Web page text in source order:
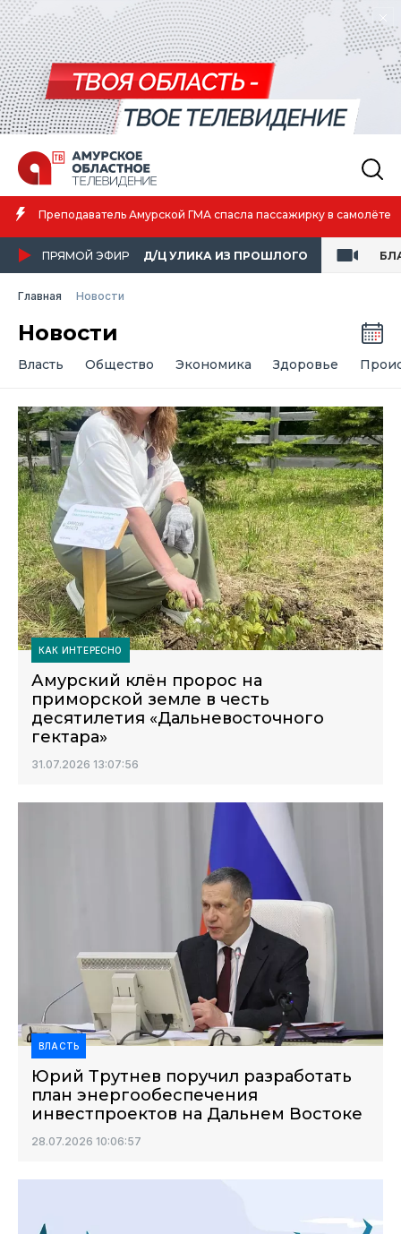
Амурская спортсменка выиграла первенство России по лёгкой
атлетике
ПРЯМОЙ ЭФИР Д/Ц УЛИКА ИЗ ПРОШЛОГО
Главная Новости
Новости
Власть Общество Экономика Здоровье
КАК ИНТЕРЕСНО
Амурский клён пророс на
приморской земле в честь
десятилетия «Дальневосточного
гектара»
31.07.2026 13:07:56
ВЛАСТЬ
Юрий Трутнев поручил разработать
план энергообеспечения
инвестпроектов на Дальнем Востоке
28.07.2026 10:06:57